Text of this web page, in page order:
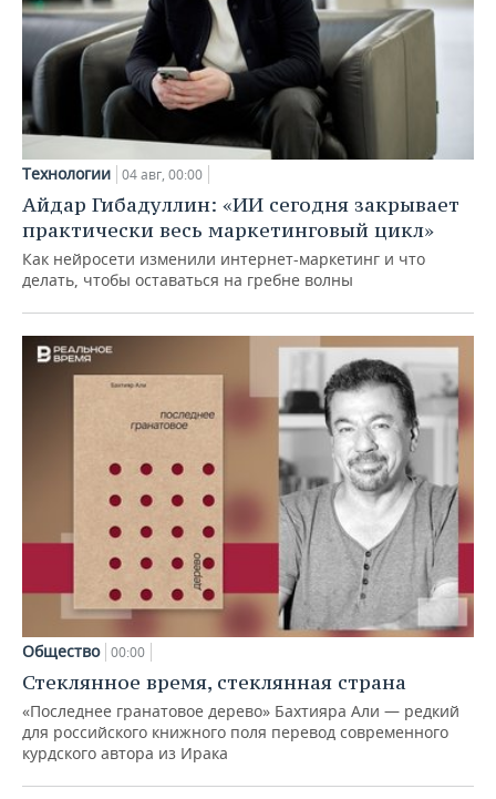
Технологии 04 авг, 00:00
Айдар Гибадуллин: «ИИ сегодня закрывает
практически весь маркетинговый цикл»
Как нейросети изменили интернет-маркетинг и что
делать, чтобы оставаться на гребне волны
Общество 00:00
Стеклянное время, стеклянная страна
«Последнее гранатовое дерево» Бахтияра Али — редкий
для российского книжного поля перевод современного
курдского автора из Ирака